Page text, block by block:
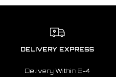
DELIVERY EXPRESS
Delivery Within 2-4